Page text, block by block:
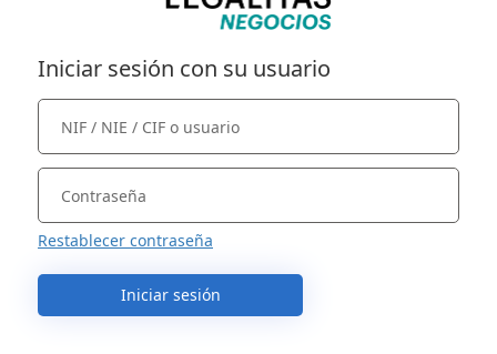
Iniciar sesión con su usuario
Restablecer contraseña
Iniciar sesión